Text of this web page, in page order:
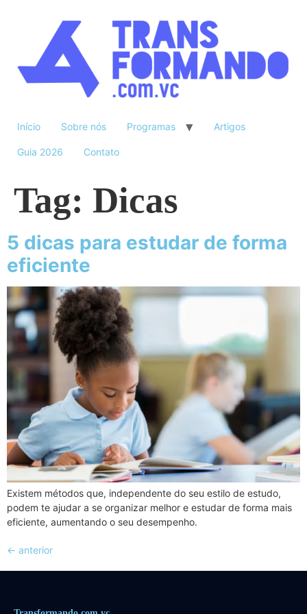
Início Sobre nós Programas Artigos
Guia 2026 Contato
Tag: Dicas
5 dicas para estudar de forma
eficiente
Existem métodos que, independente do seu estilo de estudo,
podem te ajudar a se organizar melhor e estudar de forma mais
eficiente, aumentando o seu desempenho.
← anterior